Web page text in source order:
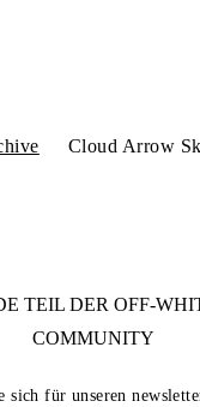
Cloud Arrow
TEIL DER OFF-
COMMUNITY
sich für unseren